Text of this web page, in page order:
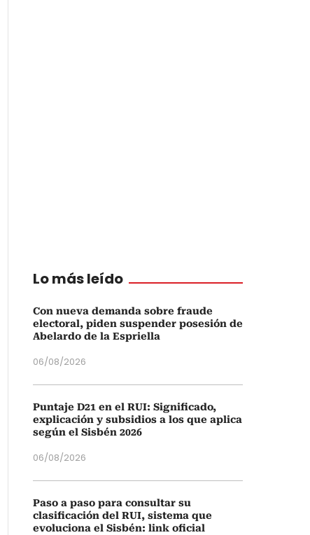
Lo más leído
Con nueva demanda sobre fraude
electoral, piden suspender posesión de
Abelardo de la Espriella
06/08/2026
Puntaje D21 en el RUI: Significado,
explicación y subsidios a los que aplica
según el Sisbén 2026
06/08/2026
Paso a paso para consultar su
clasificación del RUI, sistema que
evoluciona el Sisbén: link oficial